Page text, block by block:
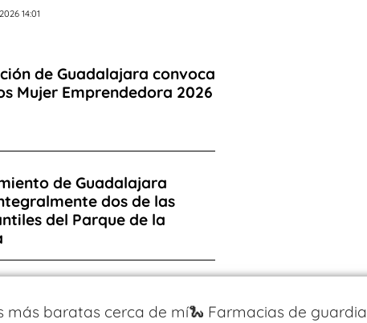
14:01
de Guadalajara convoca
Mujer Emprendedora 2026
de Guadalajara
dos de las
del Parque de la
más baratas cerca de mí🐍 Farmacias de guardia